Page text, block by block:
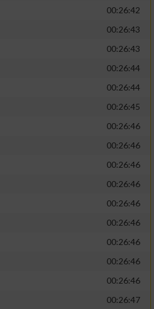
00:26:42
00:26:43
00:26:43
00:26:44
00:26:44
00:26:45
00:26:46
00:26:46
00:26:46
00:26:46
00:26:46
00:26:46
00:26:46
00:26:46
00:26:46
00:26:47